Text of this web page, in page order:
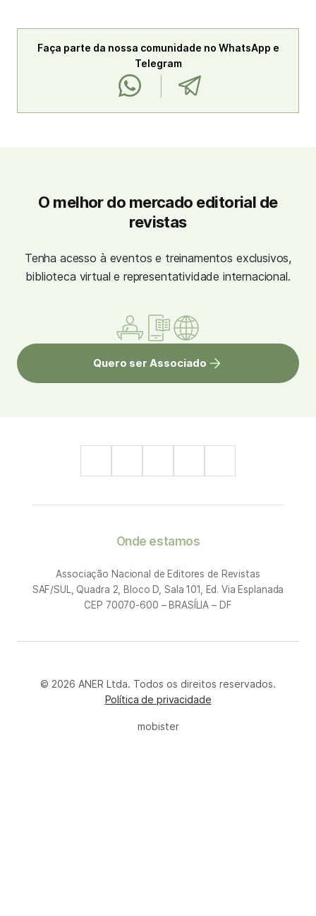
Faça parte da nossa comunidade no WhatsApp e
Telegram
O melhor do mercado editorial de
revistas
Tenha acesso à eventos e treinamentos exclusivos,
biblioteca virtual e representatividade internacional.
Quero ser Associado
Onde estamos
Associação Nacional de Editores de Revistas
SAF/SUL, Quadra 2, Bloco D, Sala 101, Ed. Via Esplanada
CEP 70070-600 – BRASÍLIA – DF
© 2026 ANER Ltda. Todos os direitos reservados.
Política de privacidade
mobister